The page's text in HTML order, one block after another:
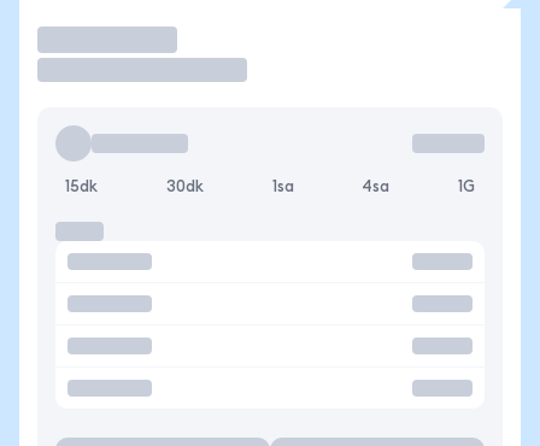
15dk 30dk 1sa 4sa 1G